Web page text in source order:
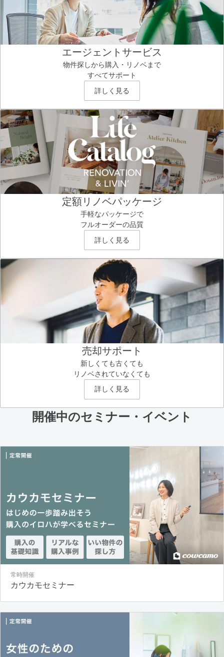
エージェントサービス
物件探しから購入・リノベまで
すべてサポート
詳しく見る
定額リノベパッケージ
手軽なパッケージで
フルオーダーの品質
詳しく見る
売却サポート
新しくても古くても
リノベされていなくても
詳しく見る
開催中のセミナー・イベント
常時開催
カウカモセミナー